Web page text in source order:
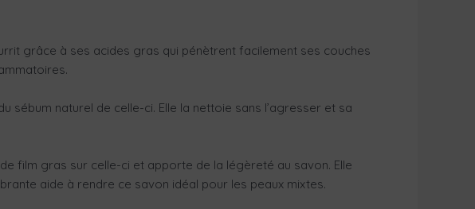
grâce à ses acides gras qui pénètrent facilement ses couches
sébum naturel de celle-ci. Elle la nettoie sans l’agresser et sa
film gras sur celle-ci et apporte de la légèreté au savon. Elle
aide à rendre ce savon idéal pour les peaux mixtes.